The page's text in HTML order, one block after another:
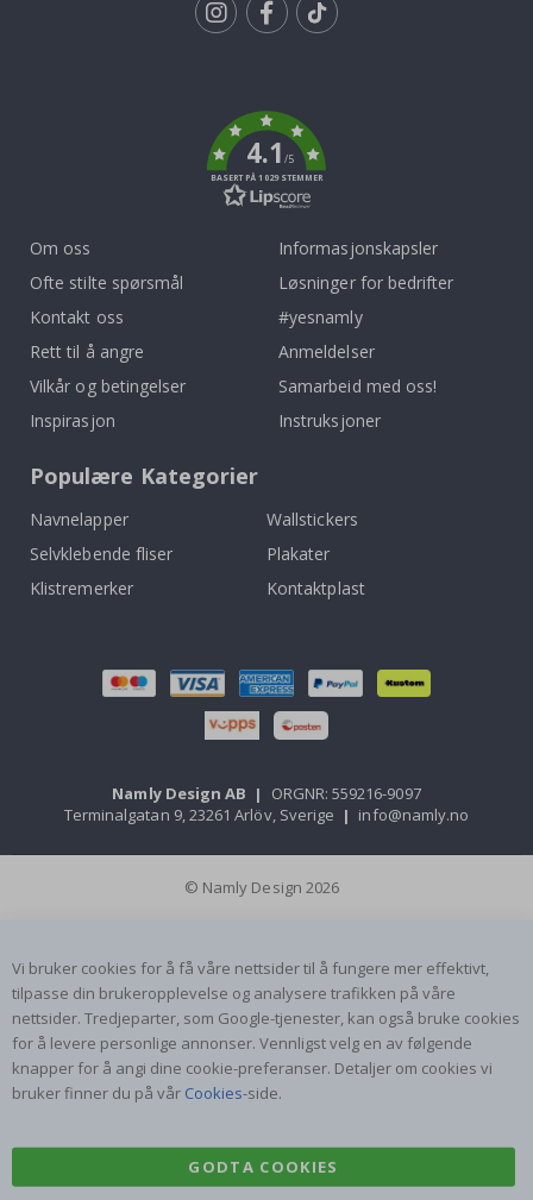
4.1/5
BASERT PÅ 1029 STEMMER
Om oss
Ofte stilte spørsmål
Kontakt oss
Rett til å angre
Vilkår og betingelser
Inspirasjon
Informasjonskapsler
Løsninger for bedrifter
#yesnamly
Anmeldelser
Samarbeid med oss!
Instruksjoner
Populære Kategorier
Navnelapper
Wallstickers
Selvklebende fliser
Plakater
Klistremerker
Kontaktplast
Namly Design AB |
ORGNR: 559216-9097
Terminalgatan 9, 23261 Arlöv, Sverige | info@namly.no
© Namly Design 2026
Vi bruker cookies for å få våre nettsider til å fungere mer effektivt,
tilpasse din brukeropplevelse og analysere trafikken på våre
nettsider. Tredjeparter, som Google-tjenester, kan også bruke cookies
for å levere personlige annonser. Vennligst velg en av følgende
knapper for å angi dine cookie-preferanser. Detaljer om cookies vi
bruker finner du på vår Cookies-side.
GODTA COOKIES